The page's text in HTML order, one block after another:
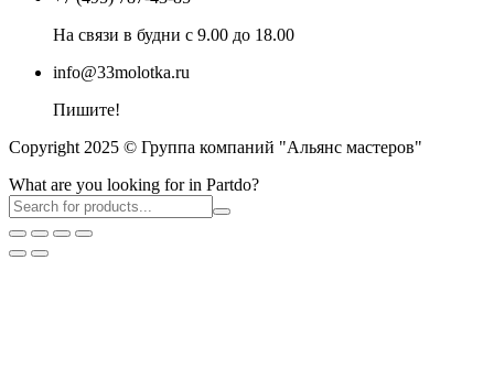
На связи в будни с 9.00 до 18.00
info@33molotka.ru
Пишите!
Copyright 2025 © Группа компаний "Альянс мастеров"
What are you looking for in Partdo?